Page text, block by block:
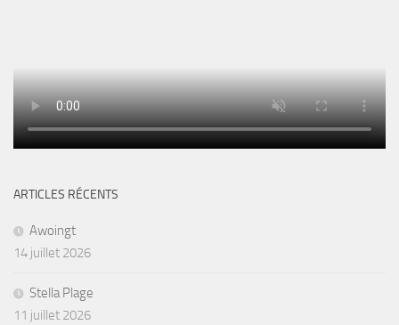
ARTICLES RÉCENTS
Awoingt
14 juillet 2026
Stella Plage
11 juillet 2026